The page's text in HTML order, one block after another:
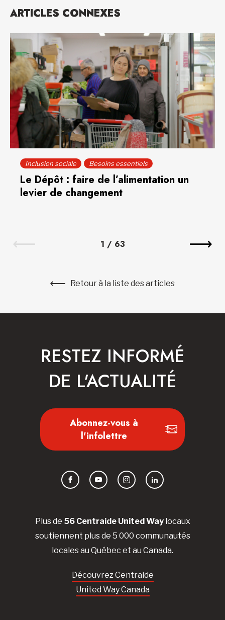
ARTICLES CONNEXES
Inclusion sociale Besoins essentiels
Le Dépôt : faire de l’alimentation un
levier de changement
1 / 63
Retour à la liste des articles
Plus de 56 Centraide United Waylocaux
soutiennent plus de 5 000 communautés
locales au Québec et au Canada.
Découvrez Centraide
United Way Canada
RESTEZ INFORMÉ
DE L'ACTUALITÉ
Abonnez-vous à
l'infolettre
FacebookYouTubeInstagramLinkedIn